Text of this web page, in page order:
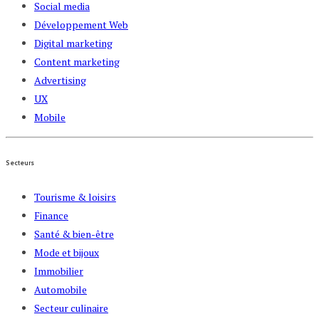
Social media
Développement Web
Digital marketing
Content marketing
Advertising
UX
Mobile
Secteurs
Tourisme & loisirs
Finance
Santé & bien-être
Mode et bijoux
Immobilier
Automobile
Secteur culinaire